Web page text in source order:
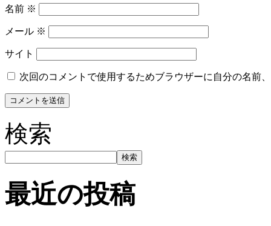
名前 ※
メール ※
サイト
次回のコメントで使用するためブラウザーに自分の名前
検索
検索
最近の投稿